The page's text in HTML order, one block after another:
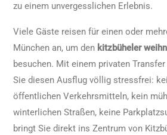
zu einem unvergesslichen Erlebnis.
Viele Gäste reisen für einen oder
München an, um den kitzbüheler
besuchen. Mit einem privaten
Sie diesen Ausflug völlig stressfrei:
öffentlichen Verkehrsmitteln, kein
winterlichen Straßen, keine
bringt Sie direkt ins Zentrum von